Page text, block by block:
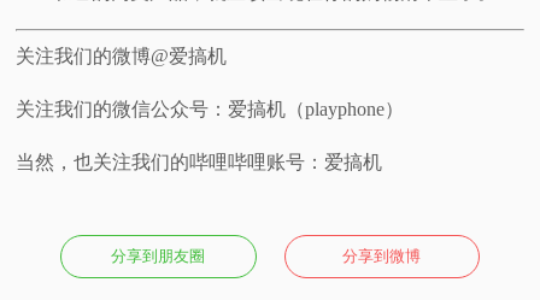
关注我们的微博@爱搞机
关注我们的微信公众号：爱搞机（playphone）
当然，也关注我们的哔哩哔哩账号：爱搞机
分享到朋友圈 分享到微博